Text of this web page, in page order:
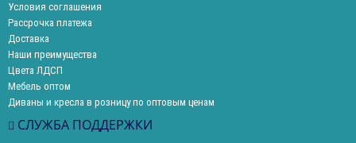
Условия соглашения
Рассрочка платежа
Доставка
Наши преимущества
Цвета ЛДСП
Мебель оптом
Диваны и кресла в розницу по оптовым ценам
СЛУЖБА ПОДДЕРЖКИ